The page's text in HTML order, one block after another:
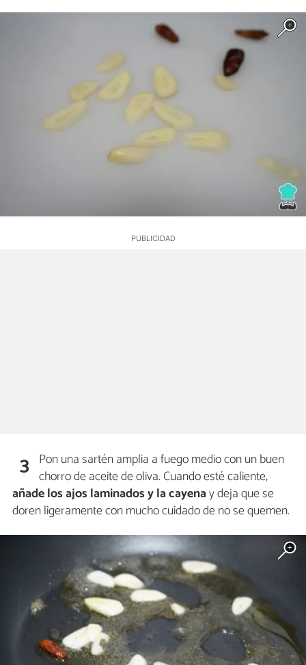
3 Pon una sartén amplia a fuego medio con un buen
chorro de aceite de oliva. Cuando esté caliente,
añade los ajos laminados y la cayenay deja que se
doren ligeramente con mucho cuidado de no se quemen.